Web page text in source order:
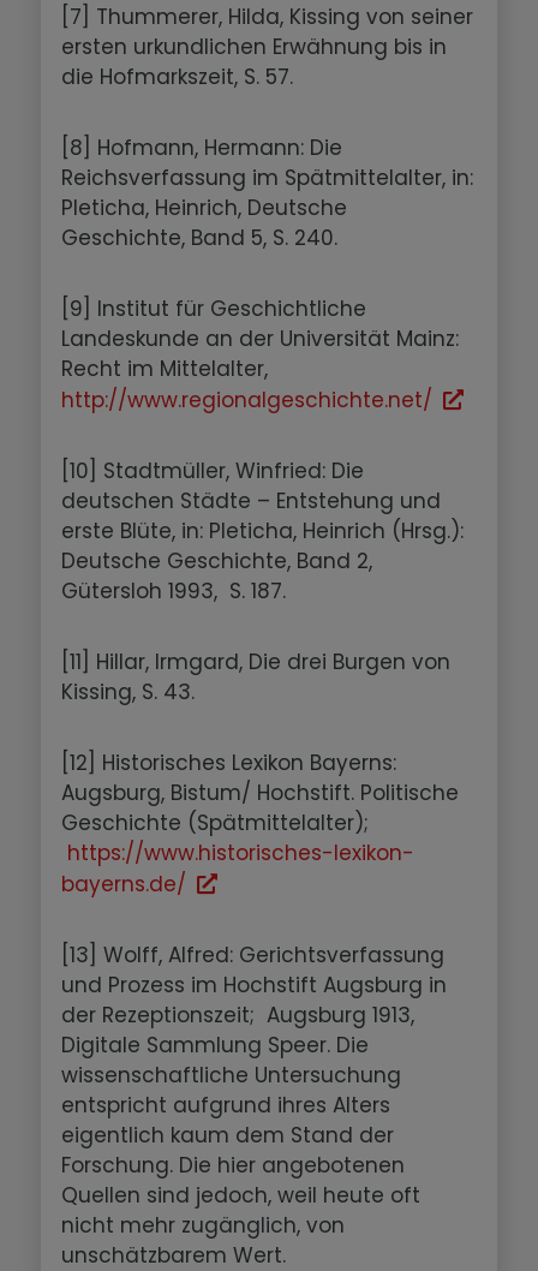
[7] Thummerer, Hilda, Kissing von seiner
ersten urkundlichen Erwähnung bis in
die Hofmarkszeit, S. 57.
[8] Hofmann, Hermann: Die
Reichsverfassung im Spätmittelalter, in:
Pleticha, Heinrich, Deutsche
Geschichte, Band 5, S. 240.
[9] Institut für Geschichtliche
Landeskunde an der Universität Mainz:
Recht im Mittelalter,
http://www.regionalgeschichte.net/
[10] Stadtmüller, Winfried: Die
deutschen Städte – Entstehung und
erste Blüte, in: Pleticha, Heinrich (Hrsg.):
Deutsche Geschichte, Band 2,
Gütersloh 1993, S. 187.
[11] Hillar, Irmgard, Die drei Burgen von
Kissing, S. 43.
[12] Historisches Lexikon Bayerns:
Augsburg, Bistum/ Hochstift. Politische
Geschichte (Spätmittelalter);
https://www.historisches-lexikon-
bayerns.de/
[13] Wolff, Alfred: Gerichtsverfassung
und Prozess im Hochstift Augsburg in
der Rezeptionszeit; Augsburg 1913,
Digitale Sammlung Speer. Die
wissenschaftliche Untersuchung
entspricht aufgrund ihres Alters
eigentlich kaum dem Stand der
Forschung. Die hier angebotenen
Quellen sind jedoch, weil heute oft
nicht mehr zugänglich, von
unschätzbarem Wert.